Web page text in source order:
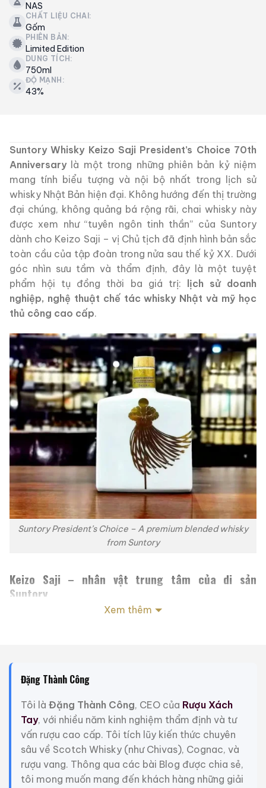
NAS
CHẤT LIỆU CHAI:
Gốm
PHIÊN BẢN:
Limited Edition
DUNG TÍCH:
750ml
ĐỘ MẠNH:
43%
Suntory Whisky Keizo Saji President’s Choice 70th
Anniversarylà một trong những phiên bản kỷ niệm
mang tính biểu tượng và nội bộ nhất trong lịch sử
whisky Nhật Bản hiện đại. Không hướng đến thị trường
đại chúng, không quảng bá rộng rãi, chai whisky này
được xem như “tuyên ngôn tinh thần” của Suntory
dành cho Keizo Saji – vị Chủ tịch đã định hình bản sắc
toàn cầu của tập đoàn trong nửa sau thế kỷ XX. Dưới
góc nhìn sưu tầm và thẩm định, đây là một tuyệt
phẩm hội tụ đồng thời ba giá trị:
lịch sử doanh
nghiệp, nghệ thuật chế tác whisky Nhật và mỹ học
thủ công cao cấp.
Suntory President’s Choice – A premium blended whisky
from Suntory
Keizo Saji – nhân vật trung tâm của di sản
Suntory
Keizo Saji (1919–1999) là con trai thứ của Shinjiro
xuất nội địa trở thành biểu tượng quốc tế.
Trong suốt sự nghiệp, Keizo Saji không chỉ là nhà quản
trị xuất sắc mà còn là người có tư duy văn hóa sâu
sắc. Ông đặc biệt nhấn mạnh triết lý “wa” – sự hài
hòa, coi đó là linh hồn của whisky Nhật: hài hòa giữa
nguyên liệu, khí hậu, thời gian và con người. Phiên bản
President’s Choice 70th Anniversaryđược phát
Xem thêm
Đặng Thành Công
Tôi là Đặng Thành Công, CEO của Rượu Xách
Tay, với nhiều năm kinh nghiệm thẩm định và tư
vấn rượu cao cấp. Tôi tích lũy kiến thức chuyên
sâu về Scotch Whisky (như Chivas), Cognac, và
rượu vang. Thông qua các bài Blog được chia sẻ,
tôi mong muốn mang đến khách hàng những giải